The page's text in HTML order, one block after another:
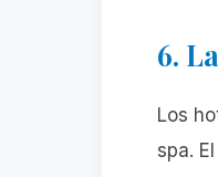
6.
Los
spa.